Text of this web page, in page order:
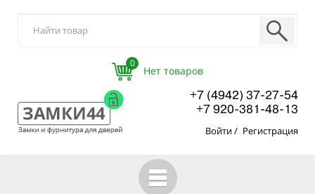
0
+7 (4942) 37-27-54
+7 920-381-48-13
Войти/ Регистрация